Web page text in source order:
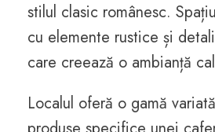
stilul clasic românesc.
cu elemente rustice și
care creează o ambianță
Localul oferă o gamă